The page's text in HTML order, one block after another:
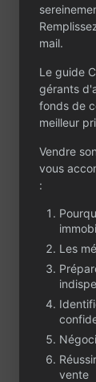
Un
Que
mail.
Le guide
gérants
fonds de
meilleur
Vendre
vous
:
Les
vente